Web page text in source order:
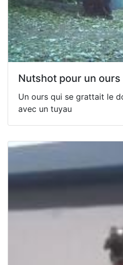
Nutshot pour un ours
Un ours qui se grattait le
avec un tuyau